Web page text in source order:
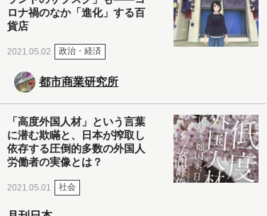
ロナ禍のなか「進化」する百
貨店
2021.05.02 政治・経済
都市商業研究所
「高度外国人材」という言葉
に潜む欺瞞と、日本が搾取し
依存する圧倒的多数の外国人
労働者の実像とは？
2021.05.01 社会